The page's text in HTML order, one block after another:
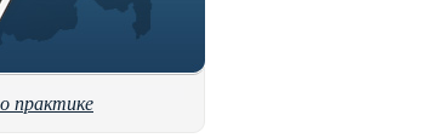
практике